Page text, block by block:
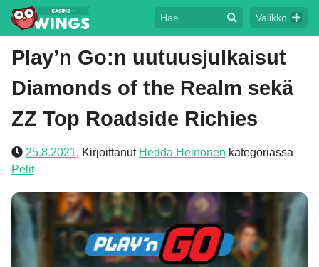
Valikko
Play’n Go:n uutuusjulkaisut
Diamonds of the Realm sekä
ZZ Top Roadside Richies
25.8.2021, Kirjoittanut Hedda Heinonen kategoriassa
Pelit